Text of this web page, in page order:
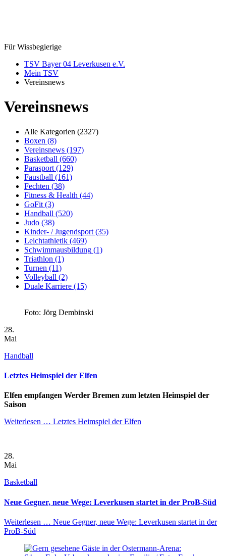
Für Wissbegierige
TSV Bayer 04 Leverkusen e.V.
Mein TSV
Vereinsnews
Vereinsnews
Alle Kategorien (2327)
Boxen (8)
Vereinsnews (197)
Basketball (660)
Parasport (129)
Faustball (161)
Fechten (38)
Fitness & Health (44)
GoFit (3)
Handball (520)
Judo (38)
Kinder- / Jugendsport (35)
Leichtathletik (469)
Schwimmausbildung (1)
Triathlon (1)
Turnen (11)
Volleyball (2)
Duale Karriere (15)
Foto: Jörg Dembinski
28.
Mai
Handball
Letztes Heimspiel der Elfen
Elfen empfangen Werder Bremen zum letzten Heimspiel der
Saison
Weiterlesen … Letztes Heimspiel der Elfen
28.
Mai
Basketball
Neue Gegner, neue Wege: Leverkusen startet in der ProB-Süd
Weiterlesen … Neue Gegner, neue Wege: Leverkusen startet in der
ProB-Süd